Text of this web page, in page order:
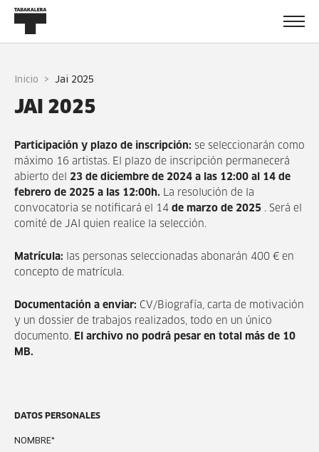
Inicio jai 2025
JAI 2025
Participación y plazo de inscripción: se seleccionarán como
máximo 16 artistas. El plazo de inscripción permanecerá
abierto del 23 de diciembre de 2024 a las 12:00 a l 14 de
febrero de 2025 a las 12:00h. La resolución de la
convocatoria se notificará el 14 de marzo de 2025 . Será el
comité de JAI quien realice la selección.
Matrícula: las personas seleccionadas abonarán 400 € en
concepto de matrícula.
Documentación a enviar: CV/Biografía, carta de motivación
y un dossier de trabajos realizados, todo en un único
documento. El archivo no podrá pesar en total más de 10
MB.
DATOS PERSONALES
NOMBRE*